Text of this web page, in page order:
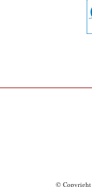
© Copyright